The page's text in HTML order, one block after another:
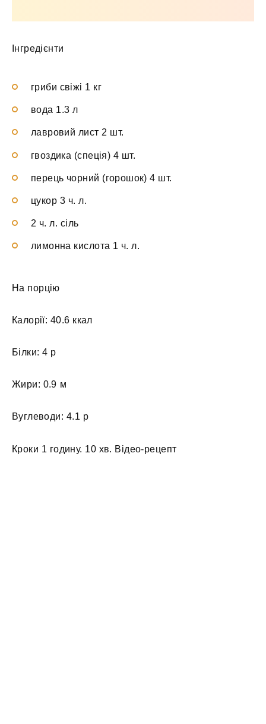
Інгредієнти
гриби свіжі 1 кг
вода 1.3 л
лавровий лист 2 шт.
гвоздика (спеція) 4 шт.
перець чорний (горошок) 4 шт.
цукор 3 ч. л.
2 ч. л. сіль
лимонна кислота 1 ч. л.
На порцію
Калорії: 40.6 ккал
Білки: 4 р
Жири: 0.9 м
Вуглеводи: 4.1 р
Кроки 1 годину. 10 хв. Відео-рецепт